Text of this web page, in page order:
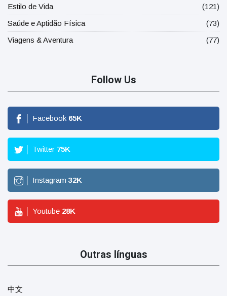
Estilo de Vida
(121)
Saúde e Aptidão Física
(73)
Viagens & Aventura
(77)
Follow Us
Facebook 65K
Twitter 75K
Instagram 32K
Youtube 28K
Outras línguas
中文